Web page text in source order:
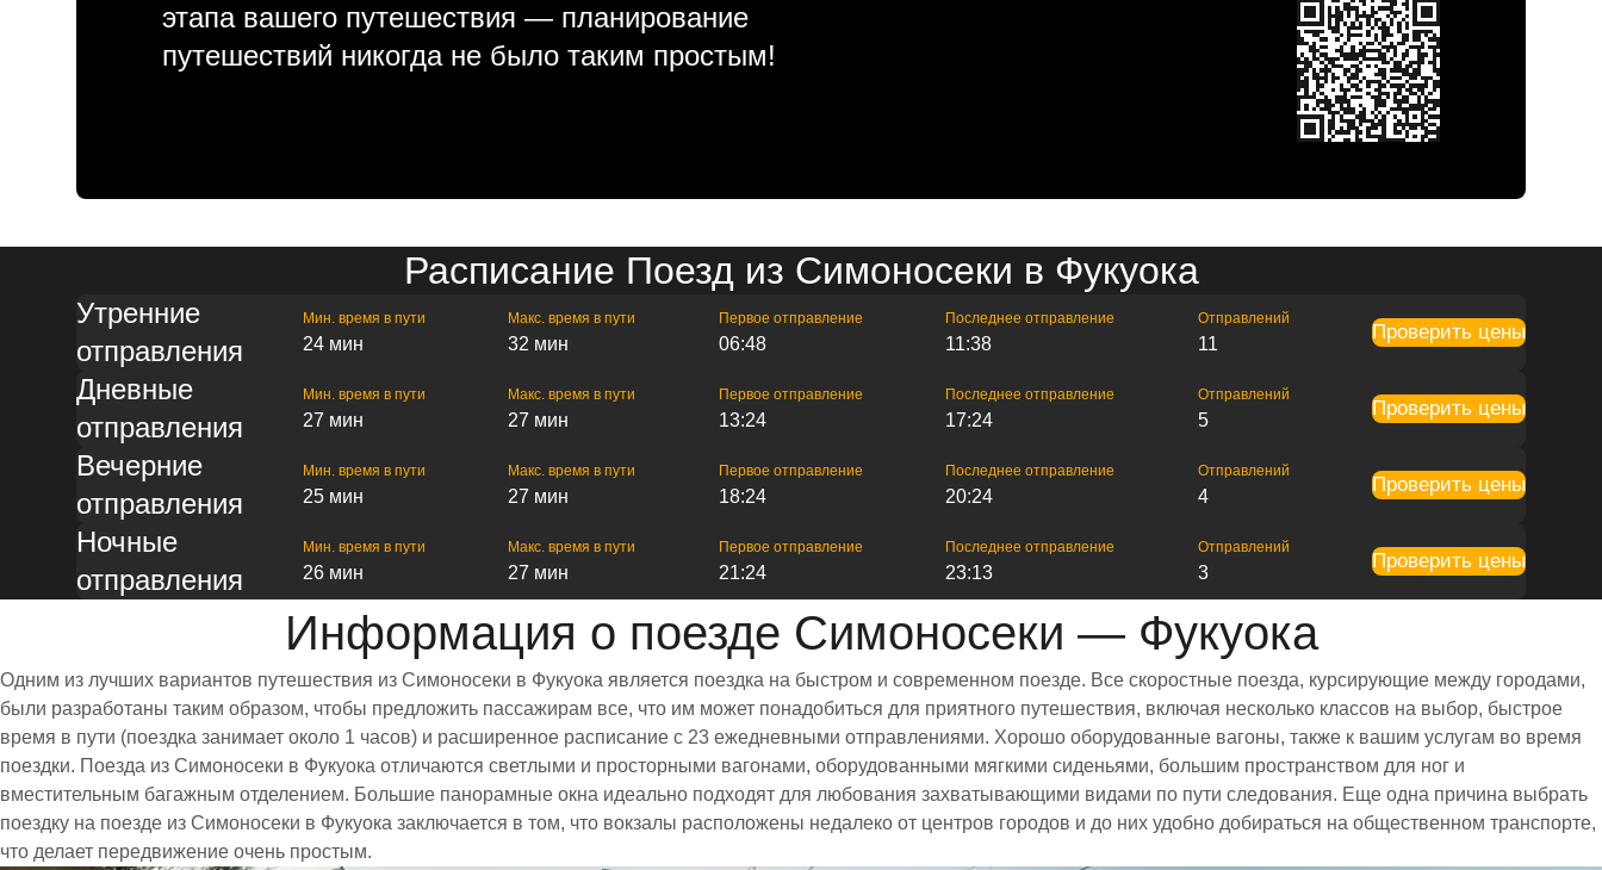
этапа вашего путешествия — планирование
путешествий никогда не было таким простым!
Расписание Поезд из Симоносеки в Фукуока
Утренние
отправления
Мин. время в пути
24 мин
Макс. время в пути
32 мин
Первое отправление
06:48
Последнее отправление
11:38
Отправлений
11
Проверить цены
Дневные
отправления
Мин. время в пути
27 мин
Макс. время в пути
27 мин
Первое отправление
13:24
Последнее отправление
17:24
Отправлений
5
Проверить цены
Вечерние
отправления
Мин. время в пути
25 мин
Макс. время в пути
27 мин
Первое отправление
18:24
Последнее отправление
20:24
Отправлений
4
Проверить цены
Ночные
отправления
Мин. время в пути
26 мин
Макс. время в пути
27 мин
Первое отправление
21:24
Последнее отправление
23:13
Отправлений
3
Проверить цены
Информация о поезде Симоносеки — Фукуока
Одним из лучших вариантов путешествия из Симоносеки в Фукуока является поездка на быстром и современном поезде. Все скоростные поезда, курсирующие между городами,
были разработаны таким образом, чтобы предложить пассажирам все, что им может понадобиться для приятного путешествия, включая несколько классов на выбор, быстрое
время в пути (поездка занимает около 1 часов) и расширенное расписание с 23 ежедневными отправлениями. Хорошо оборудованные вагоны, также к вашим услугам во время
поездки. Поезда из Симоносеки в Фукуока отличаются светлыми и просторными вагонами, оборудованными мягкими сиденьями, большим пространством для ног и
вместительным багажным отделением. Большие панорамные окна идеально подходят для любования захватывающими видами по пути следования. Еще одна причина выбрать
поездку на поезде из Симоносеки в Фукуока заключается в том, что вокзалы расположены недалеко от центров городов и до них удобно добираться на общественном транспорте,
что делает передвижение очень простым.